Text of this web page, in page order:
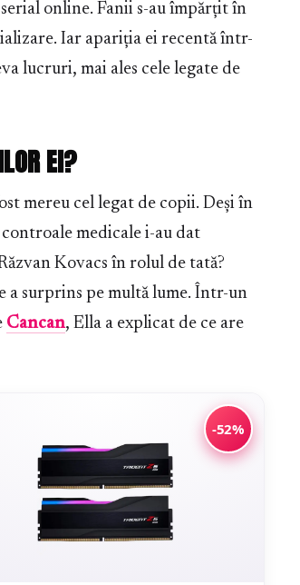
online. Fanii s-au împărțit în
Iar apariția ei recentă într-
lucruri, mai ales cele legate de
EI?
mereu cel legat de copii. Deși în
controale medicale i-au dat
Kovacs în rolul de tată?
a surprins pe multă lume. Într-un
Cancan, Ella a explicat de ce are
-52%